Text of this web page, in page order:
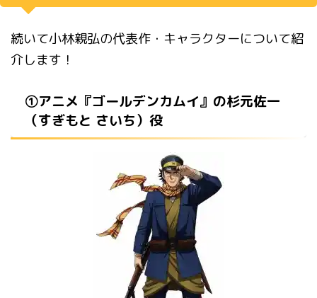
続いて小林親弘の代表作・キャラクターについて紹
介します！
①アニメ『ゴールデンカムイ』の杉元佐一
（すぎもと さいち）役